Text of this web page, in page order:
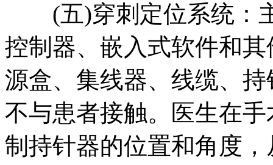
(五)穿刺定位系统：
控制器、嵌入式软件和
源盒、集线器、线缆、
不与患者接触。医生在
制持针器的位置和角度